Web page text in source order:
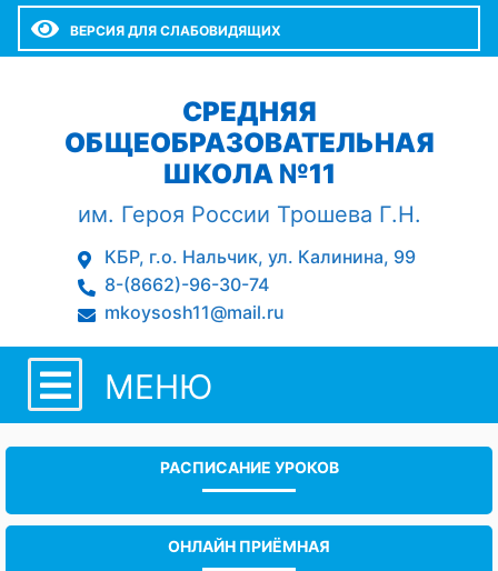
ВЕРСИЯ ДЛЯ СЛАБОВИДЯЩИХ
СРЕДНЯЯ
ОБЩЕОБРАЗОВАТЕЛЬНАЯ
ШКОЛА №11
им. Героя России Трошева Г.Н.
КБР, г.о. Нальчик, ул. Калинина, 99
8-(8662)-96-30-74
mkoysosh11@mail.ru
МЕНЮ
РАСПИСАНИЕ УРОКОВ
ОНЛАЙН ПРИЁМНАЯ